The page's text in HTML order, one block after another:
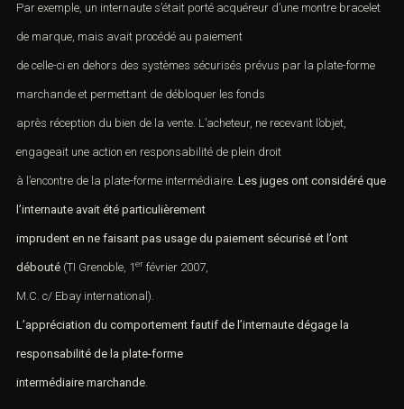
Par exemple, un internaute s’était porté acquéreur d’une montre bracelet
de marque, mais avait procédé au paiement
de celle-ci en dehors des systèmes sécurisés prévus par la plate-forme
marchande et permettant de débloquer les fonds
après réception du bien de la vente. L’acheteur, ne recevant l’objet,
engageait une action en responsabilité de plein droit
à l’encontre de la plate-forme intermédiaire. Les juges ont considéré que
l’internaute avait été particulièrement
imprudent en ne faisant pas usage du paiement sécurisé et l’ont
débouté (TI Grenoble, 1er février 2007,
M.C. c/ Ebay international).
L’appréciation du comportement fautif de l’internaute dégage la
responsabilité de la plate-forme
intermédiaire marchande.